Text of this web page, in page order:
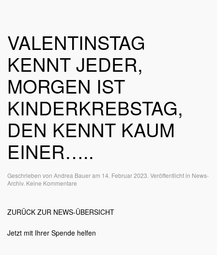
VALENTINSTAG
KENNT JEDER,
MORGEN IST
KINDERKREBSTAG,
DEN KENNT KAUM
EINER…..
Geschrieben von Andrea Baueram 14. Februar 2023. Veröffentlicht in News-
Archiv. Keine Kommentare
morgen
Kinderkrebstag,
den
ZURÜCK ZUR NEWS-ÜBERSICHT
Jetzt mit Ihrer Spende helfen